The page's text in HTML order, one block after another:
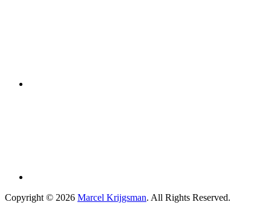
Copyright © 2026 Marcel Krijgsman. All Rights Reserved.